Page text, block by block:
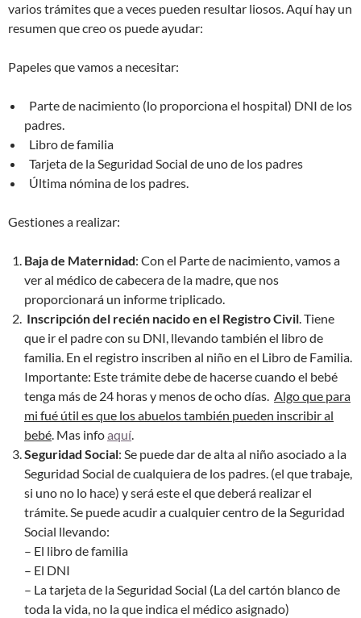
varios trámites que a veces pueden resultar liosos. Aquí hay un
resumen que creo os puede ayudar:
Papeles que vamos a necesitar:
Parte de nacimiento (lo proporciona el hospital) DNI de los
padres.
Libro de familia
Tarjeta de la Seguridad Social de uno de los padres
Última nómina de los padres.
Gestiones a realizar:
Baja de Maternidad: Con el Parte de nacimiento, vamos a
ver al médico de cabecera de la madre, que nos
proporcionará un informe triplicado.
Inscripción del recién nacido en el Registro Civil. Tiene
que ir el padre con su DNI, llevando también el libro de
familia. En el registro inscriben al niño en el Libro de Familia.
Importante: Este trámite debe de hacerse cuando el bebé
tenga más de 24 horas y menos de ocho días. Algo que para
mi fué útil es que los abuelos también pueden inscribir al
bebé. Mas infoaquí.
Seguridad Social: Se puede dar de alta al niño asociado a la
Seguridad Social de cualquiera de los padres. (el que trabaje,
si uno no lo hace) y será este el que deberá realizar el
trámite. Se puede acudir a cualquier centro de la Seguridad
Social llevando:
– El libro de familia
– El DNI
– La tarjeta de la Seguridad Social (La del cartón blanco de
toda la vida, no la que indica el médico asignado)